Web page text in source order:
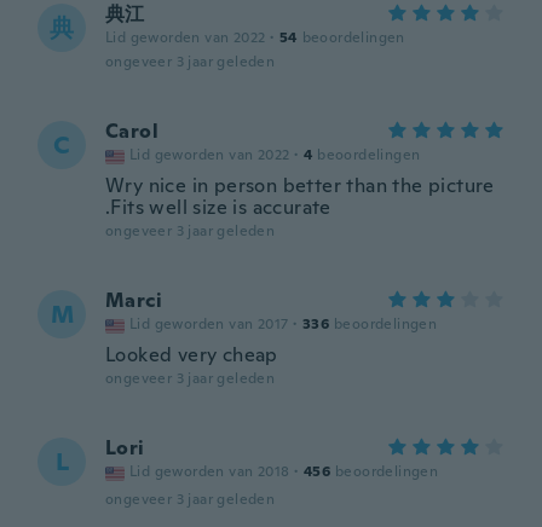
典 典江
Lid geworden van 2022 · 54 beoordelingen
ongeveer 3 jaar geleden
C Carol
Lid geworden van 2022 · 4 beoordelingen
Wry nice in person better than the picture
.Fits well size is accurate
ongeveer 3 jaar geleden
M Marci
Lid geworden van 2017 · 336 beoordelingen
Looked very cheap
ongeveer 3 jaar geleden
L Lori
Lid geworden van 2018 · 456 beoordelingen
ongeveer 3 jaar geleden